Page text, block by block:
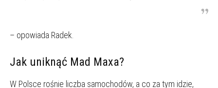
– opowiada Radek.
Jak uniknąć Mad Maxa?
W Polsce rośnie liczba samochodów, a co za tym idzie,